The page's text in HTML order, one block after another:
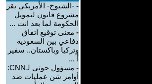
- -الشيوخ- الأمريكي يقر
مشروع قانون لتمويل
الحكومة لما بعد انت ...
- معنى توقيع اتفاق
دفاعي بين السعودية
وتركيا وباكستان.. سفير
أ ...
-
مسؤول حوثي لـCNN:
أوامر شن عمليات ضد